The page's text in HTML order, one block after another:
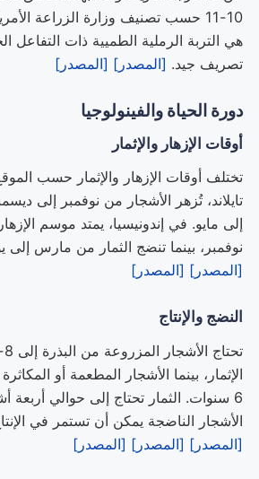
10-11 حسب تصنيف وزارة الزراعة
هي التربة الرملية الطميية ذات
تصريف جيد. [المصدر] [المصدر]
دورة الحياة والفينولوجيا
أوقات الإزهار والإثمار
تختلف أوقات الإزهار والإثمار حسب
تايلاند، تُزهر الأشجار من نوفمبر إلى
إلى مايو. في إندونيسيا، يمتد موسم
نوفمبر، بينما تنضج الثمار من مارس إلى
[المصدر] [المصدر]
النضج والإنتاج
6 سنوات. الثمار تحتاج إلى حوالي أربعة
الأشجار الناضجة يمكن أن تستمر في الإنتاج
[المصدر] [المصدر] [المصدر]